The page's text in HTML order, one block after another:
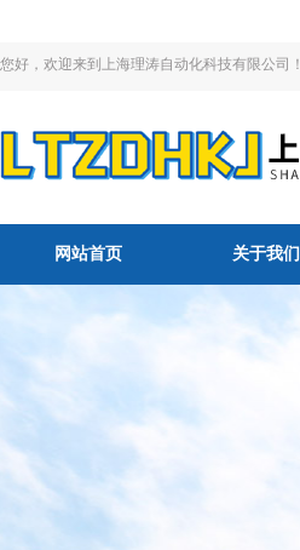
您好，欢迎来到上海理涛自动化科技有限公司！
网站首页 关于我们